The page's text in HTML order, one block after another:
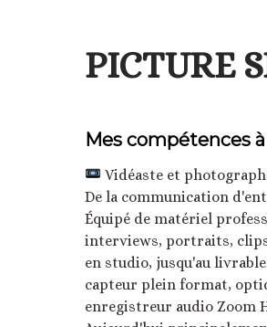
PICTURE
Mes compétences
Vidéaste et
De la communication
Équipé de matériel
interviews, portraits,
en studio, jusqu'au
capteur plein format,
enregistreur audio Zoom